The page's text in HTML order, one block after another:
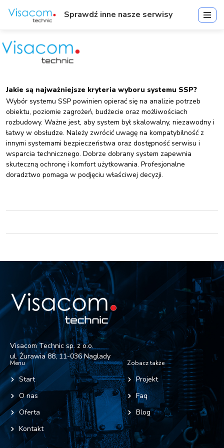
Jakie są najważniejsze kryteria wyboru systemu SSP?
Wybór systemu SSP powinien opierać się na analizie potrzeb
obiektu, poziomie zagrożeń, budżecie oraz możliwościach
rozbudowy. Ważne jest, aby system był skalowalny, niezawodny i
łatwy w obsłudze. Należy zwrócić uwagę na kompatybilność z
innymi systemami bezpieczeństwa oraz dostępność serwisu i
wsparcia technicznego. Dobrze dobrany system zapewnia
skuteczną ochronę i komfort użytkowania. Profesjonalne
doradztwo pomaga w podjęciu właściwej decyzji.
Visacom Technic sp. z o.o.
ul. Żurawia 88, 11-036 Naglady
Menu
Start
O nas
Oferta
Kontakt
Zobacz także
Projekt
Faq
Blog
Sprawdź inne nasze serwisy